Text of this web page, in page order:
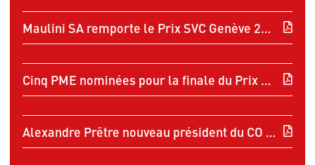
Maulini SA remporte le Prix SVC Genève 2025
Cinq PME nominées pour la finale du Prix SVC Genève 2025
Alexandre Prêtre nouveau président du CO du Prix SVC Genève